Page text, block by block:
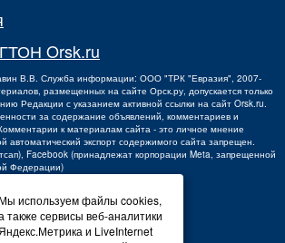
Orsk.ru
В.В. Служба информации: ООО "ТРК "Евразия", 2007-
размещенных на сайте Орск.ру, допускается только
Редакции с указанием активной ссылки на сайт Orsk.ru.
за содержание объявлений, комментариев и
к материалам сайта - это личное мнение
автоматический экспорт содержимого сайта запрещен.
Facebook (принадлежат корпорации Meta, запрещенной
Федерации)
портала:
(3537) 32-71-28
340300@orsk.ru
Мы используем файлы cookies,
также сервисы веб-аналитики
Яндекс.Метрика и LiveInternet